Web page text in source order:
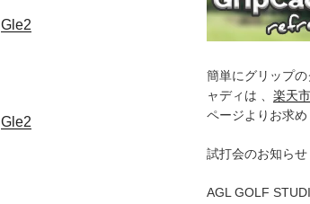
Gle2
Gle2
簡単にグリップ
ャディは 、 楽天
ページよりお求め
試打会のお知らせ
AGL GOLF